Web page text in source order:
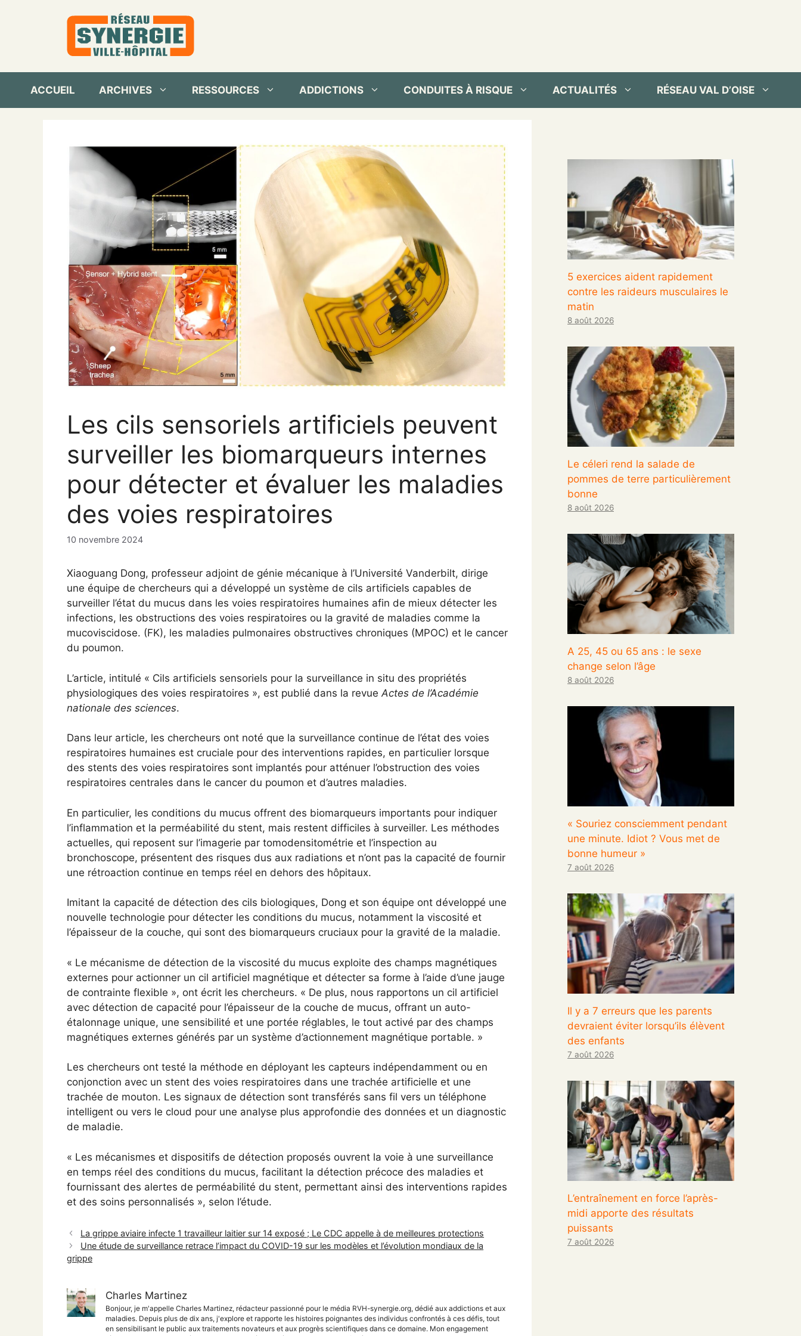
ACCUEIL ARCHIVES RESSOURCES ADDICTIONS CONDUITES À RISQUE ACTUALITÉS RÉSEAU VAL D’OISE
Les cils sensoriels artificiels peuvent
surveiller les biomarqueurs internes
pour détecter et évaluer les maladies
des voies respiratoires
10 novembre 2024
Xiaoguang Dong, professeur adjoint de génie mécanique à l’Université Vanderbilt, dirige
une équipe de chercheurs qui a développé un système de cils artificiels capables de
surveiller l’état du mucus dans les voies respiratoires humaines afin de mieux détecter les
infections, les obstructions des voies respiratoires ou la gravité de maladies comme la
mucoviscidose. (FK), les maladies pulmonaires obstructives chroniques (MPOC) et le cancer
du poumon.
L’article, intitulé « Cils artificiels sensoriels pour la surveillance in situ des propriétés
physiologiques des voies respiratoires », est publié dans la revue Actes de l’Académie
nationale des sciences.
Dans leur article, les chercheurs ont noté que la surveillance continue de l’état des voies
respiratoires humaines est cruciale pour des interventions rapides, en particulier lorsque
des stents des voies respiratoires sont implantés pour atténuer l’obstruction des voies
respiratoires centrales dans le cancer du poumon et d’autres maladies.
En particulier, les conditions du mucus offrent des biomarqueurs importants pour indiquer
l’inflammation et la perméabilité du stent, mais restent difficiles à surveiller. Les méthodes
actuelles, qui reposent sur l’imagerie par tomodensitométrie et l’inspection au
bronchoscope, présentent des risques dus aux radiations et n’ont pas la capacité de fournir
une rétroaction continue en temps réel en dehors des hôpitaux.
Imitant la capacité de détection des cils biologiques, Dong et son équipe ont développé une
nouvelle technologie pour détecter les conditions du mucus, notamment la viscosité et
l’épaisseur de la couche, qui sont des biomarqueurs cruciaux pour la gravité de la maladie.
« Le mécanisme de détection de la viscosité du mucus exploite des champs magnétiques
externes pour actionner un cil artificiel magnétique et détecter sa forme à l’aide d’une jauge
de contrainte flexible », ont écrit les chercheurs. « De plus, nous rapportons un cil artificiel
avec détection de capacité pour l’épaisseur de la couche de mucus, offrant un auto-
étalonnage unique, une sensibilité et une portée réglables, le tout activé par des champs
magnétiques externes générés par un système d’actionnement magnétique portable. »
Les chercheurs ont testé la méthode en déployant les capteurs indépendamment ou en
conjonction avec un stent des voies respiratoires dans une trachée artificielle et une
trachée de mouton. Les signaux de détection sont transférés sans fil vers un téléphone
intelligent ou vers le cloud pour une analyse plus approfondie des données et un diagnostic
de maladie.
« Les mécanismes et dispositifs de détection proposés ouvrent la voie à une surveillance
en temps réel des conditions du mucus, facilitant la détection précoce des maladies et
fournissant des alertes de perméabilité du stent, permettant ainsi des interventions rapides
et des soins personnalisés », selon l’étude.
La grippe aviaire infecte 1 travailleur laitier sur 14 exposé ; Le CDC appelle à de meilleures protections
Une étude de surveillance retrace l’impact du COVID-19 sur les modèles et l’évolution mondiaux de la
grippe
Charles Martinez
Bonjour, je m'appelle Charles Martinez, rédacteur passionné pour le média RVH-synergie.org, dédié aux addictions et aux
maladies. Depuis plus de dix ans, j'explore et rapporte les histoires poignantes des individus confrontés à ces défis, tout
en sensibilisant le public aux traitements novateurs et aux progrès scientifiques dans ce domaine. Mon engagement
5 exercices aident rapidement
contre les raideurs musculaires le
matin
8 août 2026
Le céleri rend la salade de
pommes de terre particulièrement
bonne
8 août 2026
A 25, 45 ou 65 ans : le sexe
change selon l’âge
8 août 2026
« Souriez consciemment pendant
une minute. Idiot ? Vous met de
bonne humeur »
7 août 2026
Il y a 7 erreurs que les parents
devraient éviter lorsqu’ils élèvent
des enfants
7 août 2026
L’entraînement en force l’après-
midi apporte des résultats
puissants
7 août 2026